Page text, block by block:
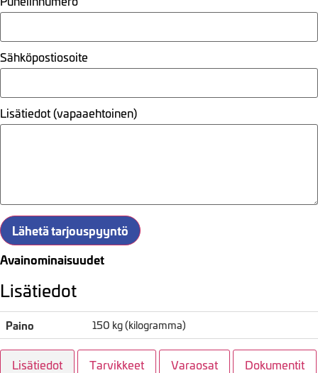
Sähköpostiosoite
Lisätiedot (vapaaehtoinen)
Lähetä tarjouspyyntö
Avainominaisuudet
Lisätiedot
Paino 150 kg (kilogramma)
Lisätiedot Tarvikkeet Varaosat Dokumentit